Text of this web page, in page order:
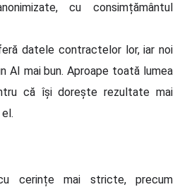
cu consimțământul
datele contractelor lor, iar noi
AI mai bun. Aproape toată lumea
că își dorește rezultate mai
cerințe mai stricte, precum